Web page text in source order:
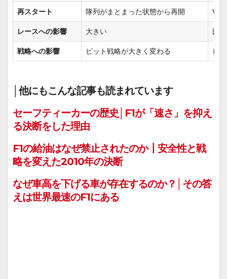
再スタート 隊列がまとまった状態から再開
レースへの影響 大きい 比
戦略への影響 ピット戦略が大きく変わる ピ
│他にもこんな記事も読まれています
セーフティーカーの歴史│F1が「速さ」を抑え
る決断をした理由
F1の給油はなぜ禁止されたのか┃安全性と戦
略を変えた2010年の決断
なぜ車高を下げる車が存在するのか？│その答
えは世界最速のF1にある